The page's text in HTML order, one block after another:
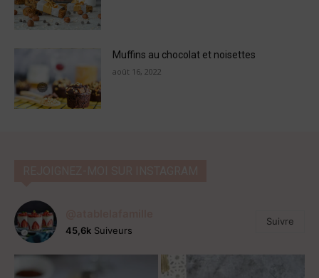
Muffins au chocolat et noisettes
août 16, 2022
45,6k Suiveurs
Suivre